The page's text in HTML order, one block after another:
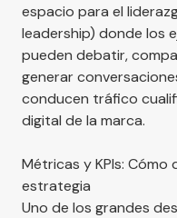
espacio para el
leadership) donde los
pueden debatir,
generar
conducen tráfico
digital de la marca.
Métricas y KPIs: Cómo
estrategia
Uno de los grandes